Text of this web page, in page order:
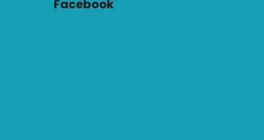
Facebook